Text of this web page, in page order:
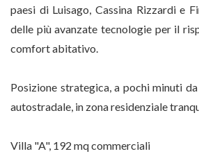
paesi di Luisago, Cassina Rizzardi e
delle più avanzate tecnologie per il
comfort abitativo.
Posizione strategica, a pochi minuti da
autostradale, in zona residenziale
Villa "A", 192 mq commerciali